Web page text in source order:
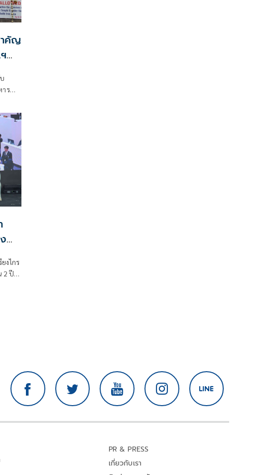
คัญ
าร
งไกร
2 ปี
PR & PRESS
เกี่ยวกับเรา